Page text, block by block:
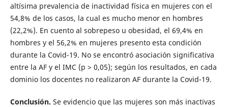
altísima prevalencia de inactividad física en mujeres con el
54,8% de los casos, la cual es mucho menor en hombres
(22,2%). En cuento al sobrepeso u obesidad, el 69,4% en
hombres y el 56,2% en mujeres presento esta condición
durante la Covid-19. No se encontró asociación significativa
entre la AF y el IMC (p > 0,05); según los resultados, en cada
dominio los docentes no realizaron AF durante la Covid-19.
Conclusión. Se evidencio que las mujeres son más inactivas